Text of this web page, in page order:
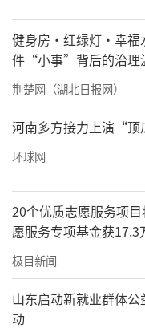
（▲位于阿图什
克村分园的美
环保角学习垃圾分
课……伴随着操场
克村幼儿园老师
了孩子们的变化
只要没课，他们就
阳，做游戏，放
操场对阿图什的
浸义诊活动
健身房·红绿灯·幸福
件“小事”背后的治理
荆楚网（湖北日报网）
河南多方接力上演“
环球网
20个优质志愿服务项
愿服务专项基金获17.3
极目新闻
山东启动新就业群体
动